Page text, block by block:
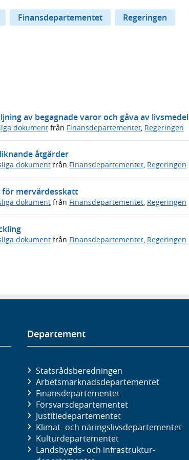
Finansdepartementet Regeringen
av begagnade varor och gåva av livsmedel
dokument från Finansdepartementet Regeringen
åtgärder
dokument från Finansdepartementet, Regeringen
för mervärdesskatt
dokument från Finansdepartementet, Regeringen
dokument från Finansdepartementet Regeringen
Departement
Statsrådsberedningen
Arbetsmarknads­departementet
Finans­departementet
Försvars­departementet
Justitie­departementet
Klimat- och näringslivs­departementet
Kultur­departementet
Landsbygds- och infrastruktur­